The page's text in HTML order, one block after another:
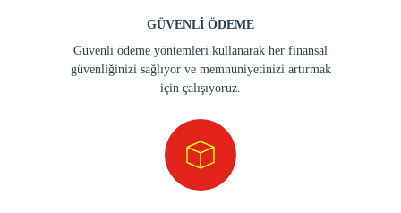
GÜVENLİ ÖDEME
Güvenli ödeme yöntemleri kullanarak her finansal
güvenliğinizi sağlıyor ve memnuniyetinizi artırmak
için çalışıyoruz.